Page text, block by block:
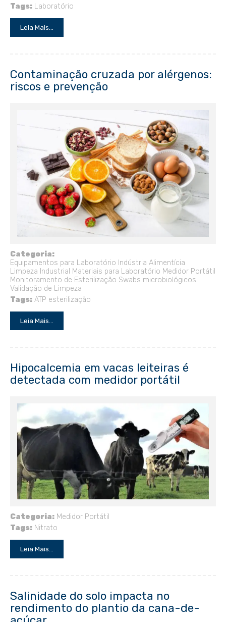
Tags: Laboratório
Leia Mais...
Contaminação cruzada por alérgenos:
riscos e prevenção
Categoria:
Equipamentos para Laboratório Indústria Alimentícia
Limpeza Industrial Materiais para Laboratório Medidor Portátil
Monitoramento de Esterilização Swabs microbiológicos
Validação de Limpeza
Tags: ATP esterilização
Leia Mais...
Hipocalcemia em vacas leiteiras é
detectada com medidor portátil
Categoria: Medidor Portátil
Tags: Nitrato
Leia Mais...
Salinidade do solo impacta no
rendimento do plantio da cana-de-